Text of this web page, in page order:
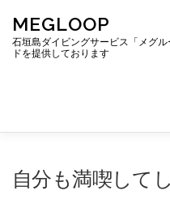
ッ
MEGLOOP
石垣島ダイビングサービス「メグ
ドを提供しております
自分も満喫して